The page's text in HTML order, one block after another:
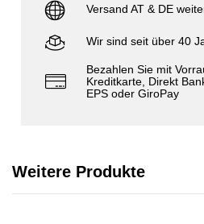
Versand AT & DE
Wir sind seit über 40
Bezahlen Sie mit
Kreditkarte, Direkt
EPS oder GiroPay
Weitere Produkte